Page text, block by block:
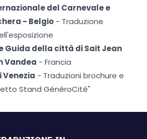
del Carnevale e
- Belgio - Traduzione
Guida della città di Sait Jean
Vandea - Francia
Venezia - Traduzioni brochure e
Stand GénéroCité"